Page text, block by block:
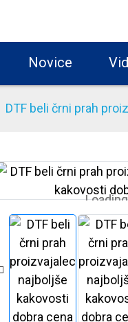
Novice
DTF beli črni prah